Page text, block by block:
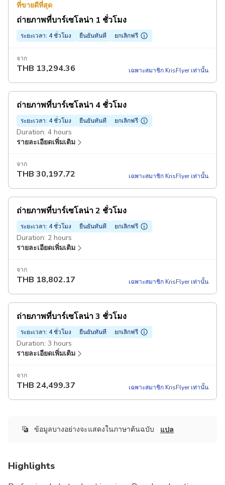
ที่ขายดีที่สุด
ถ่ายภาพที่บาร์เซโลน่า 1 ชั่วโมง
ระยะเวลา: 4 ชั่วโมง ยืนยันทันที ยกเลิกฟรี
จาก
THB 13,294.36 เฉพาะสมาชิก KrisFlyer เท่านั้น
ถ่ายภาพที่บาร์เซโลน่า 4 ชั่วโมง
ระยะเวลา: 4 ชั่วโมง ยืนยันทันที ยกเลิกฟรี
Duration: 4 hours
รายละเอียดเพิ่มเติม
จาก
THB 30,197.72 เฉพาะสมาชิก KrisFlyer เท่านั้น
ถ่ายภาพที่บาร์เซโลน่า 2 ชั่วโมง
ระยะเวลา: 4 ชั่วโมง ยืนยันทันที ยกเลิกฟรี
Duration: 2 hours
รายละเอียดเพิ่มเติม
จาก
THB 18,802.17 เฉพาะสมาชิก KrisFlyer เท่านั้น
ถ่ายภาพที่บาร์เซโลน่า 3 ชั่วโมง
ระยะเวลา: 4 ชั่วโมง ยืนยันทันที ยกเลิกฟรี
Duration: 3 hours
รายละเอียดเพิ่มเติม
จาก
THB 24,499.37 เฉพาะสมาชิก KrisFlyer เท่านั้น
ข้อมูลบางอย่างจะแสดงในภาษาต้นฉบับ แปล
Highlights